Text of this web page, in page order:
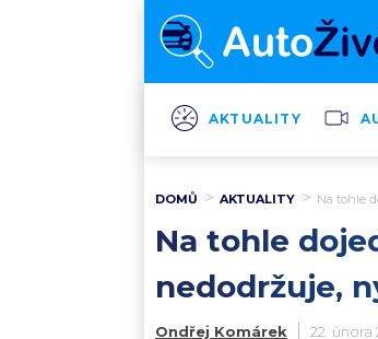
AKTUALITY
DOMŮ AKTUALITY Na tohle
Na tohle
nedodržuje,
Ondřej Komárek 22. února